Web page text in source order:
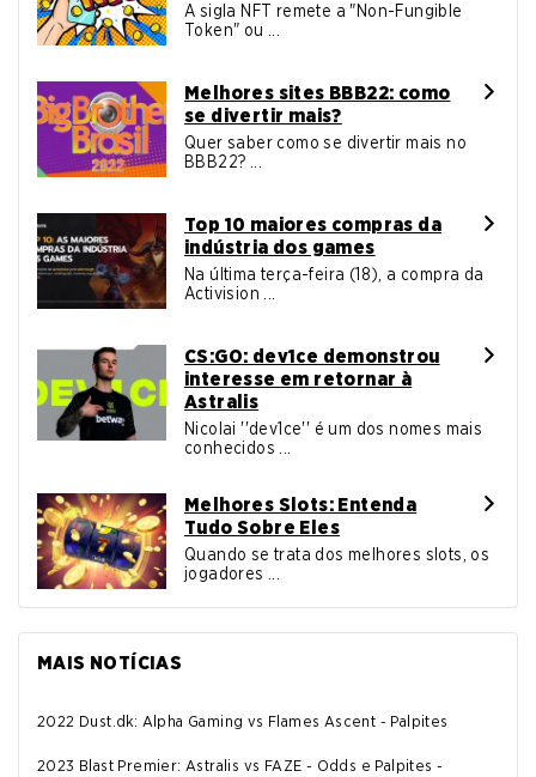
A sigla NFT remete a "Non-Fungible
Token" ou ...
Melhores sites BBB22: como
se divertir mais?
Quer saber como se divertir mais no
BBB22? ...
Top 10 maiores compras da
indústria dos games
Na última terça-feira (18), a compra da
Activision ...
CS:GO: dev1ce demonstrou
interesse em retornar à
Astralis
Nicolai ''dev1ce'' é um dos nomes mais
conhecidos ...
Melhores Slots: Entenda
Tudo Sobre Eles
Quando se trata dos melhores slots, os
jogadores ...
MAIS NOTÍCIAS
2022 Dust.dk: Alpha Gaming vs Flames Ascent - Palpites
2023 Blast Premier: Astralis vs FAZE - Odds e Palpites -